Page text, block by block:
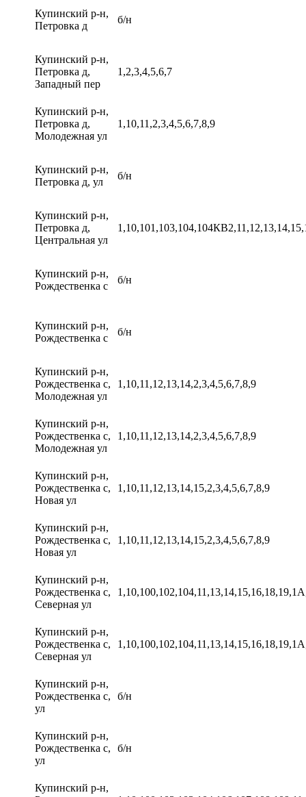
Купинский р-н,
Петровка д
б/н
Купинский р-н,
Петровка д,
Западный пер
1,2,3,4,5,6,7
Купинский р-н,
Петровка д,
Молодежная ул
1,10,11,2,3,4,5,6,7,8,9
Купинский р-н,
Петровка д, ул
б/н
Купинский р-н,
Петровка д,
Центральная ул
Купинский р-н,
Рождественка с
б/н
Купинский р-н,
Рождественка с
б/н
Купинский р-н,
Рождественка с,
Молодежная ул
1,10,11,12,13,14,2,3,4,5,6,7,8,9
Купинский р-н,
Рождественка с,
Молодежная ул
1,10,11,12,13,14,2,3,4,5,6,7,8,9
Купинский р-н,
Рождественка с,
Новая ул
1,10,11,12,13,14,15,2,3,4,5,6,7,8,9
Купинский р-н,
Рождественка с,
Новая ул
1,10,11,12,13,14,15,2,3,4,5,6,7,8,9
Купинский р-н,
Рождественка с,
Северная ул
Купинский р-н,
Рождественка с,
Северная ул
Купинский р-н,
Рождественка с,
ул
б/н
Купинский р-н,
Рождественка с,
ул
б/н
Купинский р-н,